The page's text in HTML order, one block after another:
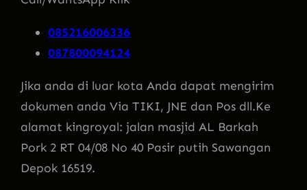
085216006336
087800094124
Jika anda di luar kota Anda dapat mengirim
dokumen anda Via TIKI, JNE dan Pos dll.Ke
alamat kingroyal: jalan masjid AL Barkah
Pork 2 RT 04/08 No 40 Pasir putih Sawangan
Depok 16519.